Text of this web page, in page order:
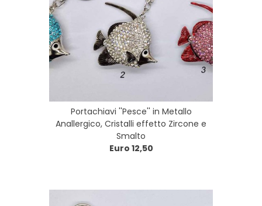
Portachiavi ''Pesce'' in Metallo
Anallergico, Cristalli effetto Zircone e
Smalto
Euro 12,50